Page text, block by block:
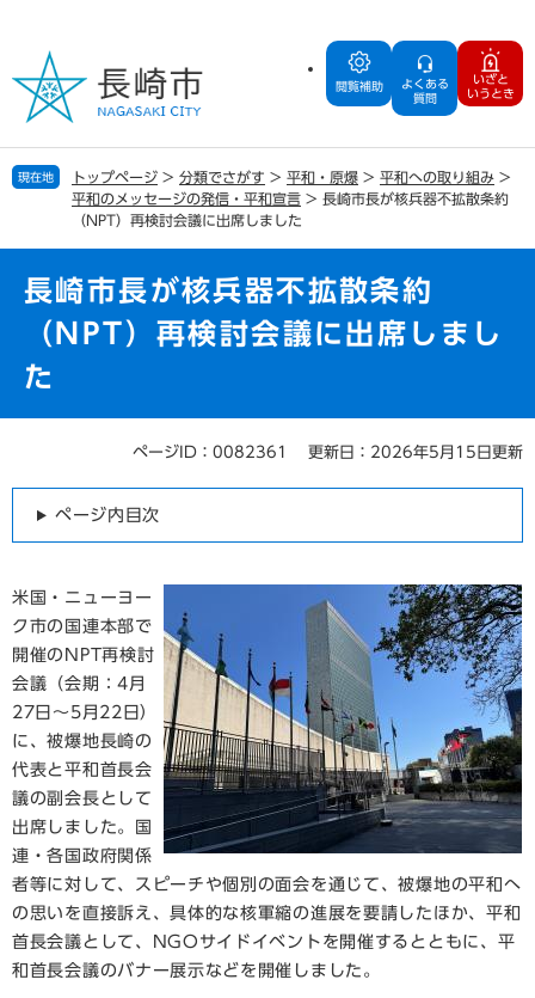
の
で
す
ー
ば
し
閲覧補助
よくある
質問
いざと
いうとき
現在地 トップページ > 分類でさがす > 平和・原爆 > 平和への取り組み >
平和のメッセージの発信・平和宣言 > 長崎市長が核兵器不拡散条約
（NPT）再検討会議に出席しました
長崎市長が核兵器不拡散条約
（NPT）再検討会議に出席しまし
た
ページID：0082361 更新日：2026年5月15日更新
ページ内目次
米国・ニューヨー
ク市の国連本部で
開催のNPT再検討
会議（会期：4月
27日～5月22日）
に、被爆地長崎の
代表と平和首長会
議の副会長として
出席しました。国
連・各国政府関係
者等に対して、スピーチや個別の面会を通じて、被爆地の平和へ
の思いを直接訴え、具体的な核軍縮の進展を要請したほか、平和
首長会議として、NGOサイドイベントを開催するとともに、平
和首長会議のバナー展示などを開催しました。